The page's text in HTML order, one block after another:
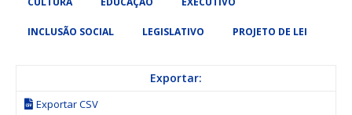
INCLUSÃO SOCIAL LEGISLATIVO PROJETO DE LEI
Exportar:
Exportar CSV